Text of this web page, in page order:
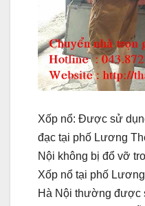
Xốp nổ: Được sử
đạc tại phố Lương
Nội không bị đổ vỡ
Xốp nổ tại phố
Hà Nội thường được